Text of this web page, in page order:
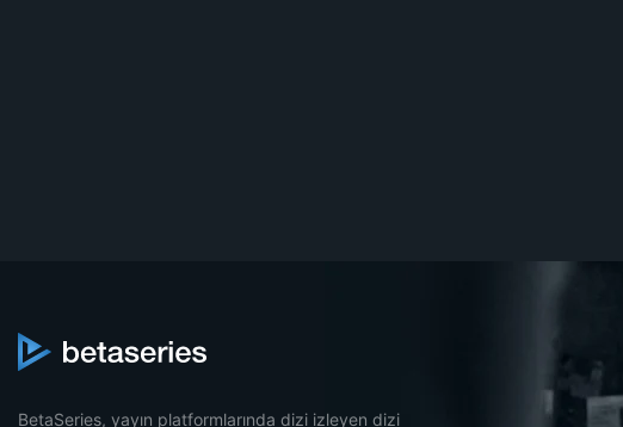
BetaSeries, yayın platformlarında dizi izleyen dizi